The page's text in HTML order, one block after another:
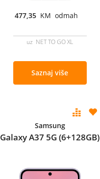
477,35 KM odmah
uz NET TO GO XL
Saznaj više
Samsung
Galaxy A37 5G (6+128GB)